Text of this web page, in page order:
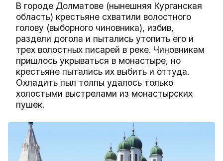
В городе Долматове (нынешняя Курганская
область) крестьяне схватили волостного
голову (выборного чиновника), избив,
раздели догола и пытались утопить его и
трех волостных писарей в реке. Чиновникам
пришлось укрываться в монастыре, но
крестьяне пытались их выбить и оттуда.
Охладить пыл толпы удалось только
холостыми выстрелами из монастырских
пушек.